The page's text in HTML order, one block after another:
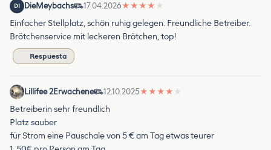
DI DieMeybachs 17.04.2026★ ★ ★ ★ ★
Einfacher Stellplatz, schön ruhig gelegen. Freundliche Betreiber.
Brötchenservice mit leckeren Brötchen, top!
Respuesta
Lillifee 2Erwachene 12.10.2025★ ★ ★ ★ ★
Betreiberin sehr freundlich
Platz sauber
für Strom eine Pauschale von 5 € am Tag etwas teurer